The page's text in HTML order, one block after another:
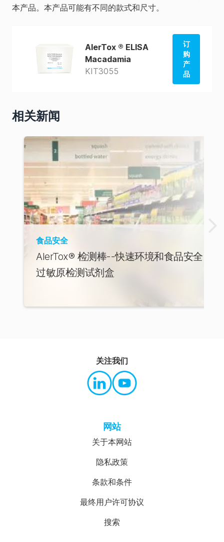
本产品。本产品可能有不同的款式和尺寸。
AlerTox ® ELISA
Macadamia
KIT3055
订
购
产
品
相关新闻
食品安全
AlerTox® 检测棒--快速环境和食品安全
过敏原检测试剂盒
网站
关于本网站
隐私政策
条款和条件
最终用户许可协议
搜索
关注我们